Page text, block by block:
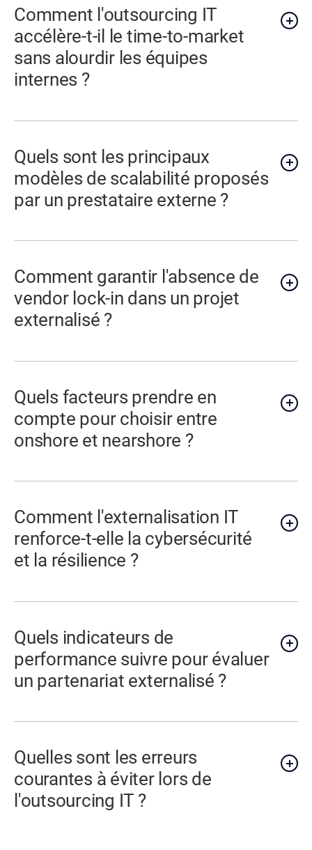
Comment l'outsourcing IT
accélère-t-il le time-to-market
sans alourdir les équipes
internes ?
Quels sont les principaux
modèles de scalabilité proposés
par un prestataire externe ?
Comment garantir l'absence de
vendor lock-in dans un projet
externalisé ?
Quels facteurs prendre en
compte pour choisir entre
onshore et nearshore ?
Comment l'externalisation IT
renforce-t-elle la cybersécurité
et la résilience ?
Quels indicateurs de
performance suivre pour évaluer
un partenariat externalisé ?
Quelles sont les erreurs
courantes à éviter lors de
l'outsourcing IT ?